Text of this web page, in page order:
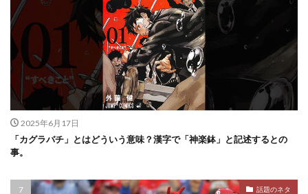
2025年6月17日
「カグラバチ」とはどういう意味？漢字で「神楽鉢」と記述するとの
事。
話題のネタ